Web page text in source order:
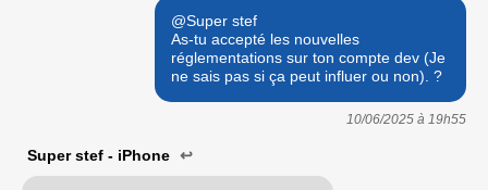
@Super stef
As-tu accepté les nouvelles
réglementations sur ton compte dev (Je
ne sais pas si ça peut influer ou non). ?
10/06/2025 à 19h55
Super stef - iPhone ↩